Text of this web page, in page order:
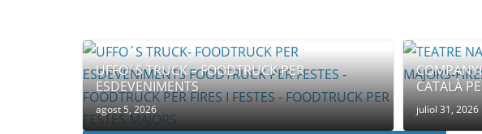
UFFO´S TRUCK – FOODTRUCK PER
ESDEVENIMENTS
agost 5, 2026
CATALÀ
juliol 31, 2026